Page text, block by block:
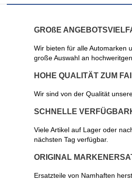
GROßE
Wir bieten für alle Automarken
große Auswahl an
HOHE QUALITÄT ZUM
Wir sind von der Qualität
SCHNELLE
Viele Artikel auf Lager oder
nächsten Tag verfügbar.
ORIGINAL
Ersatzteile von Namhaften